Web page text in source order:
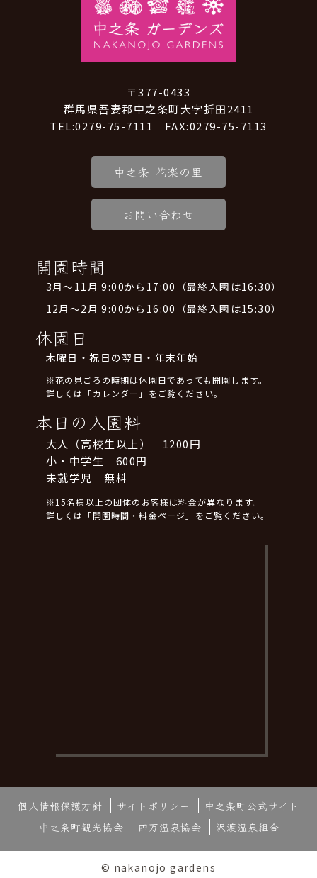
〒377-0433
群馬県吾妻郡中之条町大字折田2411
TEL:0279-75-7111 FAX:0279-75-7113
中之条 花楽の里
お問い合わせ
開園時間
3月～11月 9:00から17:00（最終入園は16:30）
12月～2月 9:00から16:00（最終入園は15:30）
休園日
木曜日・祝日の翌日・年末年始
※花の見ごろの時期は休園日であっても開園します。
詳しくは「カレンダー」をご覧ください。
本日の入園料
大人（高校生以上） 1200円
小・中学生 600円
未就学児 無料
※15名様以上の団体のお客様は料金が異なります。
詳しくは「開園時間・料金ページ」をご覧ください。
個人情報保護方針 サイトポリシー
中之条町公式サイト
中之条町観光協会
四万温泉協会 沢渡温泉組合
© nakanojo gardens